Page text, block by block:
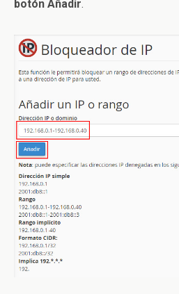
botón Añadir.